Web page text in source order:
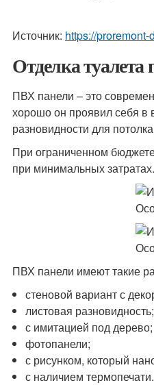
Источник: https://
Отделка
ПВХ панели – это
хорошо он проявил себя в
разновидности для
При ограниченном
при минимальных затратах.
ПВХ панели имеют такие
стеновой вариант с
листовая разновидность;
с имитацией под дерево;
фотопанели;
с рисунком, который
с наличием термопечати.